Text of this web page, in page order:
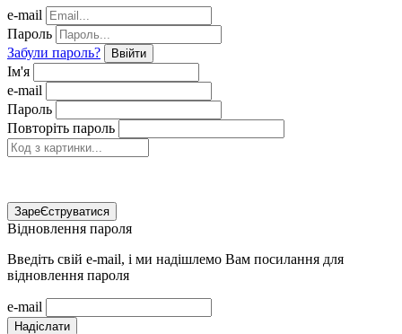
e-mail
Пароль
Забули пароль?
Ввійти
Ім'я
e-mail
Пароль
Повторіть пароль
ЗареЄструватися
Відновлення пароля
Введіть свій e-mail, і ми надішлемо Вам посилання для
відновлення пароля
e-mail
Надіслати